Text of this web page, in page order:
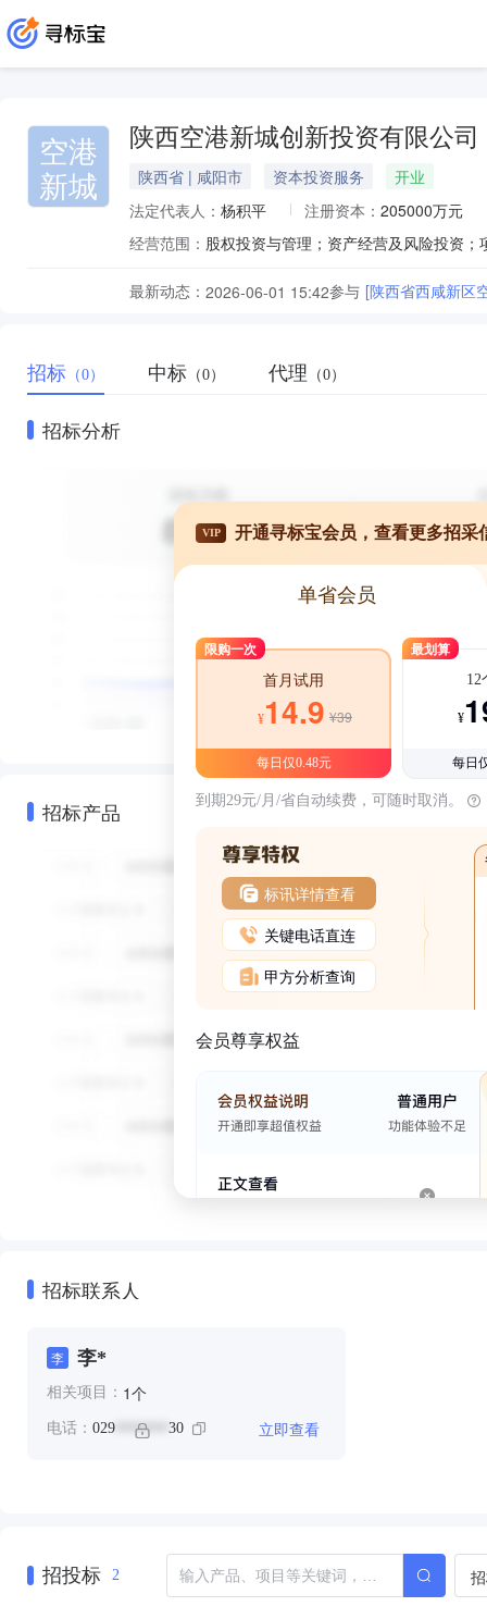
空港
新城
陕西空港新城创新投资有限公司
陕西省 | 咸阳市 资本投资服务
开业
法定代表人： 杨积平 注册资本： 205000万元
经营范围：
最新动态： 2026-06-01 15:42参与 [陕西省西咸新区
招标 （0） 中标 （0） 代理 （0）
招标分析
招标产品
VIP 开通寻标宝会员，查看更多招采
单省会员
限购一次
首月试用
¥14.9 ¥39
每日仅0.48元
最划算
12
¥
每日
到期29元/月/省自动续费，可随时取消。
标讯详情查看
关键电话直连
甲方分析查询
会员尊享权益
招标联系人
李 李*
相关项目： 1个
电话： 029 ******* 30 立即查看
招投标 2